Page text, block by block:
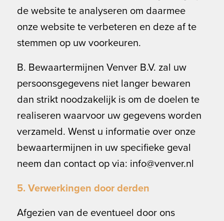
de website te analyseren om daarmee
onze website te verbeteren en deze af te
stemmen op uw voorkeuren.
B. Bewaartermijnen Venver B.V. zal uw
persoonsgegevens niet langer bewaren
dan strikt noodzakelijk is om de doelen te
realiseren waarvoor uw gegevens worden
verzameld. Wenst u informatie over onze
bewaartermijnen in uw specifieke geval
neem dan contact op via: info@venver.nl
5. Verwerkingen door derden
Afgezien van de eventueel door ons